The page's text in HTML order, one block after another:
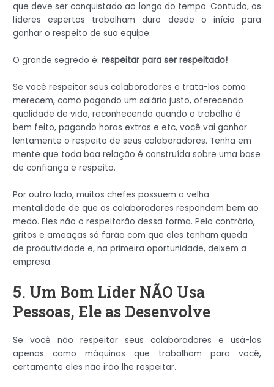
que deve ser conquistado ao longo do tempo. Contudo, os
líderes espertos trabalham duro desde o início para
ganhar o respeito de sua equipe.
O grande segredo é:respeitar para ser respeitado!
Se você respeitar seus colaboradores e trata-los como
merecem, como pagando um salário justo, oferecendo
qualidade de vida, reconhecendo quando o trabalho é
bem feito, pagando horas extras e etc, você vai ganhar
lentamente o respeito de seus colaboradores. Tenha em
mente que toda boa relação é construída sobre uma base
de confiança e respeito.
Por outro lado, muitos chefes possuem a velha
mentalidade de que os colaboradores respondem bem ao
medo. Eles não o respeitarão dessa forma. Pelo contrário,
gritos e ameaças só farão com que eles tenham queda
de produtividade e, na primeira oportunidade, deixem a
empresa.
5. Um Bom Líder NÃO Usa
Pessoas, Ele as Desenvolve
Se você não respeitar seus colaboradores e usá-los
apenas como máquinas que trabalham para você,
certamente eles não irão lhe respeitar.